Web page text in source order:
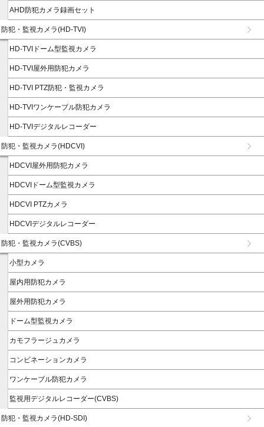
AHD防犯カメラ録画セット
防犯・監視カメラ(HD-TVI)
HD-TVIドーム型監視カメラ
HD-TVI屋外用防犯カメラ
HD-TVI PTZ防犯・監視カメラ
HD-TVIワンケーブル防犯カメラ
HD-TVIデジタルレコーダー
防犯・監視カメラ(HDCVI)
HDCVI屋外用防犯カメラ
HDCVIドーム型監視カメラ
HDCVI PTZカメラ
HDCVIデジタルレコーダー
防犯・監視カメラ(CVBS)
小型カメラ
屋内用防犯カメラ
屋外用防犯カメラ
ドーム型監視カメラ
カモフラージュカメラ
コンビネーションカメラ
ワンケーブル防犯カメラ
監視用デジタルレコーダー(CVBS)
防犯・監視カメラ(HD-SDI)